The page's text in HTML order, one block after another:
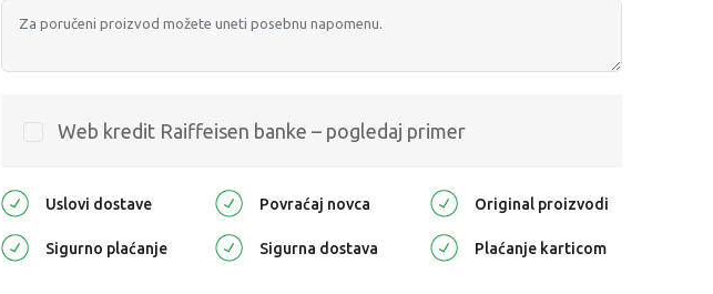
Web kredit Raiffeisen banke – pogledaj primer
Uslovi dostave Povraćaj novca Original proizvodi
Sigurno plaćanje Sigurna dostava Plaćanje karticom